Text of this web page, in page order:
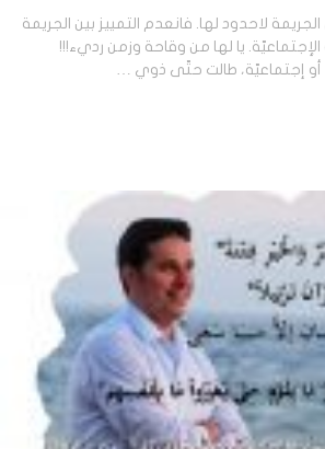
لاحدود لها. فانعدم التمييز بين الجريمة
الإجتماعيّة. يا لها من وقاحة وزمن رديء!!!
أو إجتماعيّة، طالت حتّى ذوي …